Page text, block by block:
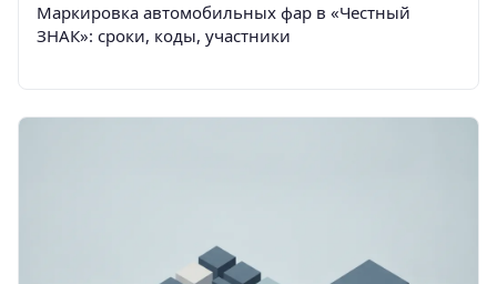
Маркировка автомобильных фар в «Честный
ЗНАК»: сроки, коды, участники